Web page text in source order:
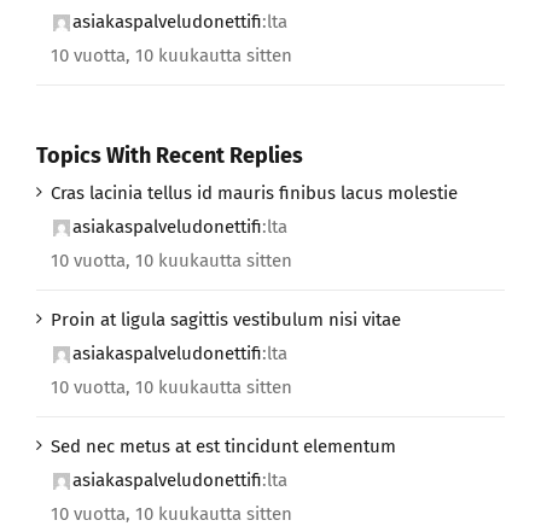
asiakaspalveludonettifi:lta
10 vuotta, 10 kuukautta sitten
Topics With Recent Replies
Cras lacinia tellus id mauris finibus lacus molestie
asiakaspalveludonettifi:lta
10 vuotta, 10 kuukautta sitten
Proin at ligula sagittis vestibulum nisi vitae
asiakaspalveludonettifi:lta
10 vuotta, 10 kuukautta sitten
Sed nec metus at est tincidunt elementum
asiakaspalveludonettifi:lta
10 vuotta, 10 kuukautta sitten